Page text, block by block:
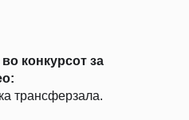
конкурсот за
трансферзала.